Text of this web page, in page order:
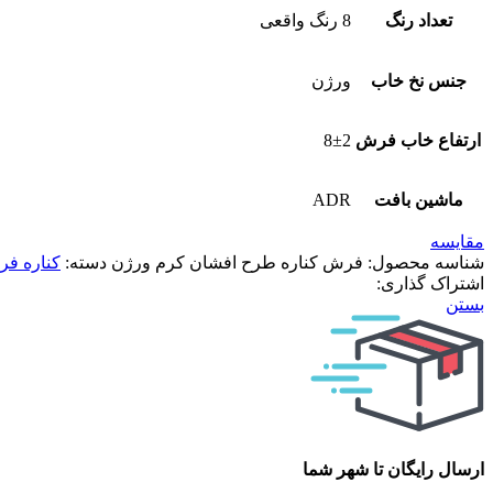
تعداد رنگ 8 رنگ واقعی
جنس نخ خاب ورژن
ارتفاع خاب فرش 8±2
ماشین بافت ADR
مقایسه
شناسه محصول: فرش کناره طرح افشان کرم ورژن دسته: کناره
اشتراک گذاری:
بستن
ارسال رایگان تا شهر شما